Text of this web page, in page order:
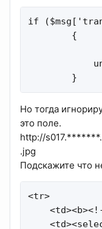
if
        {
        }
Но тогда
это поле.
http://
.jpg
Подскажите что
<tr>